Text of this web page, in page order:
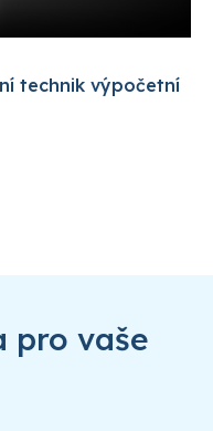
technik výpočetní
pro vaše